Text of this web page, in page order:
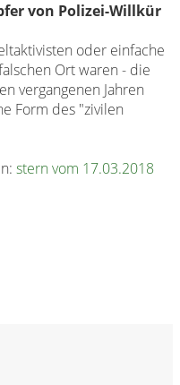
von Polizei-Willkür
oder einfache
Ort waren - die
vergangenen Jahren
Form des "zivilen
stern vom 17.03.2018